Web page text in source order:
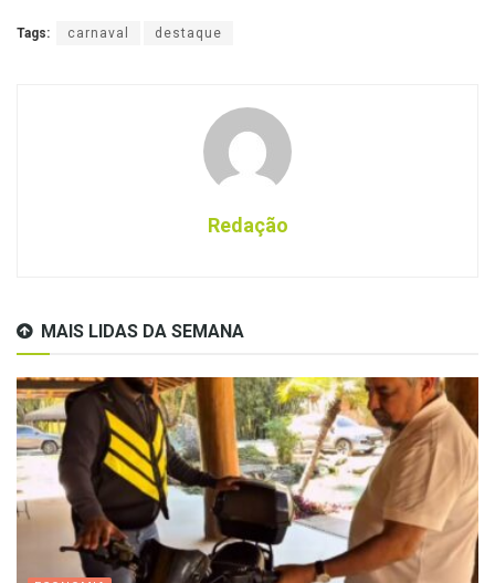
Tags: carnaval destaque
Redação
MAIS LIDAS DA SEMANA